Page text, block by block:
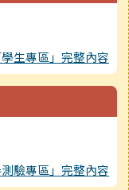
生專區」完整內容
驗專區」完整內容